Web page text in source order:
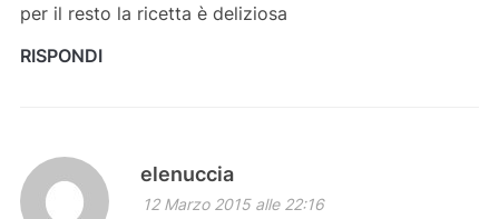
per il resto la ricetta è deliziosa
RISPONDI
elenuccia
12 Marzo 2015 alle 22:16